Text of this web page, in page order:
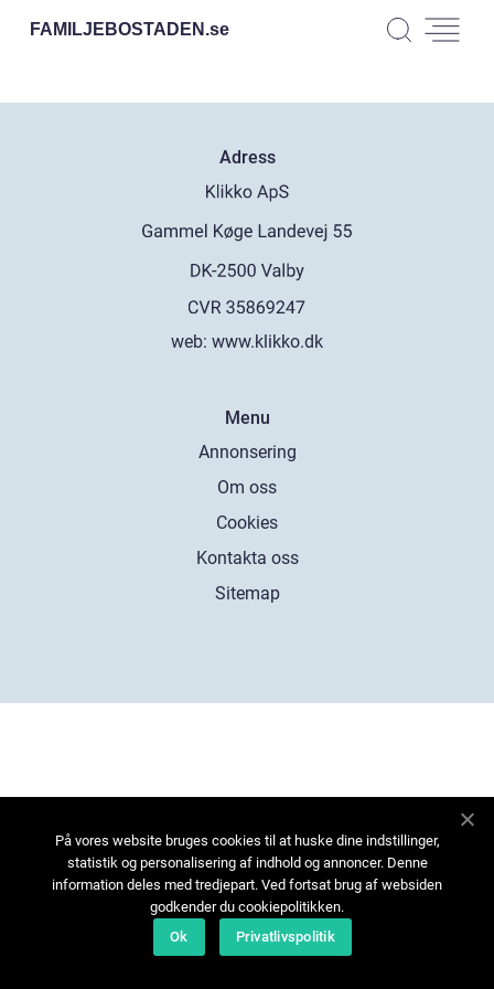
FAMILJEBOSTADEN.se
Adress
web: www.klikko.dk
Menu
Annonsering
Om oss
Cookies
Kontakta oss
Sitemap
På vores website bruges cookies til at huske dine indstillinger,
statistik og personalisering af indhold og annoncer. Denne
information deles med tredjepart. Ved fortsat brug af websiden
godkender du cookiepolitikken.
Ok
Privatlivspolitik